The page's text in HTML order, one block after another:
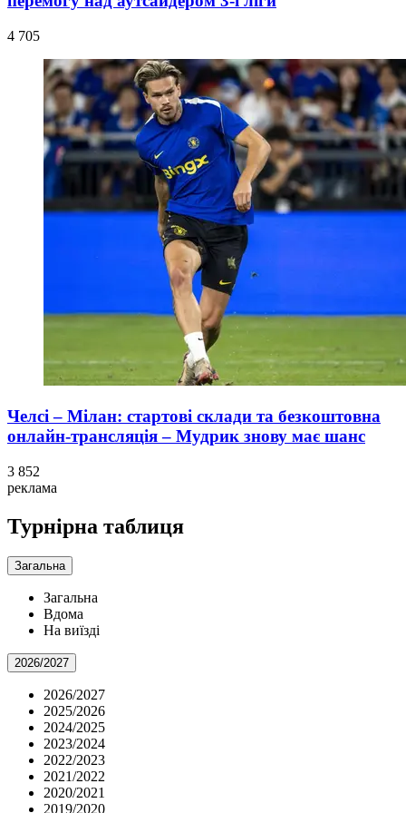
4 705
Челсі – Мілан: стартові склади та безкоштовна
онлайн-трансляція – Мудрик знову має шанс
3 852
реклама
Турнірна таблиця
Загальна
Загальна
Вдома
На виїзді
2026/2027
2026/2027
2025/2026
2024/2025
2023/2024
2022/2023
2021/2022
2020/2021
2019/2020